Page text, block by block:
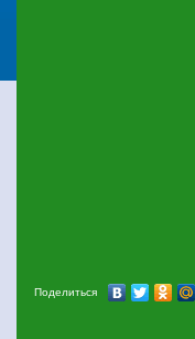
Поделиться